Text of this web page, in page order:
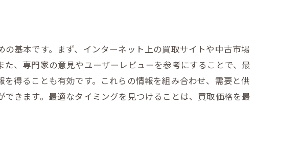
つ秘訣
基本です。まず、インターネット上の買取サイトや中古市場
、専門家の意見やユーザーレビューを参考にすることで、最
得ることも有効です。これらの情報を組み合わせ、需要と供
きます。最適なタイミングを見つけることは、買取価格を最